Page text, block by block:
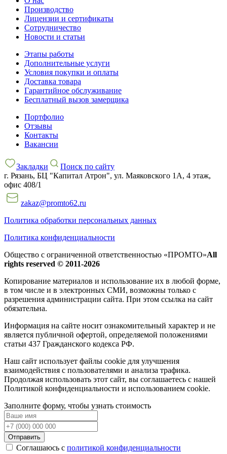
Производство
Лицензии и сертификаты
Сотрудничество
Новости и статьи
Этапы работы
Дополнительные услуги
Условия покупки и оплаты
Доставка товара
Гарантийное обслуживание
Бесплатный вызов замерщика
Портфолио
Отзывы
Контакты
Вакансии
Закладки
Поиск по сайту
г. Рязань, БЦ "Капитал Атрон", ул. Маяковского 1А, 4 этаж,
офис 408/1
zakaz@promto62.ru
Политика обработки персональных данных
Политика конфиденциальности
Общество с ограниченной ответственностью «ПРОМТО»All
rights reserved © 2011-2026
Копирование материалов и использование их в любой форме,
в том числе и в электронных СМИ, возможны только c
разрешения администрации сайта. При этом ссылка на сайт
обязательна.
Информация на сайте носит ознакомительный характер и не
является публичной офертой, определяемой положениями
статьи 437 Гражданского кодекса РФ.
Наш сайт использует файлы cookie для улучшения
взаимодействия с пользователями и анализа трафика.
Продолжая использовать этот сайт, вы соглашаетесь с нашей
Политикой конфиденциальности и использованием cookie.
Заполните форму, чтобы узнать стоимость
Отправить
Соглашаюсь с политикой конфиденциальности